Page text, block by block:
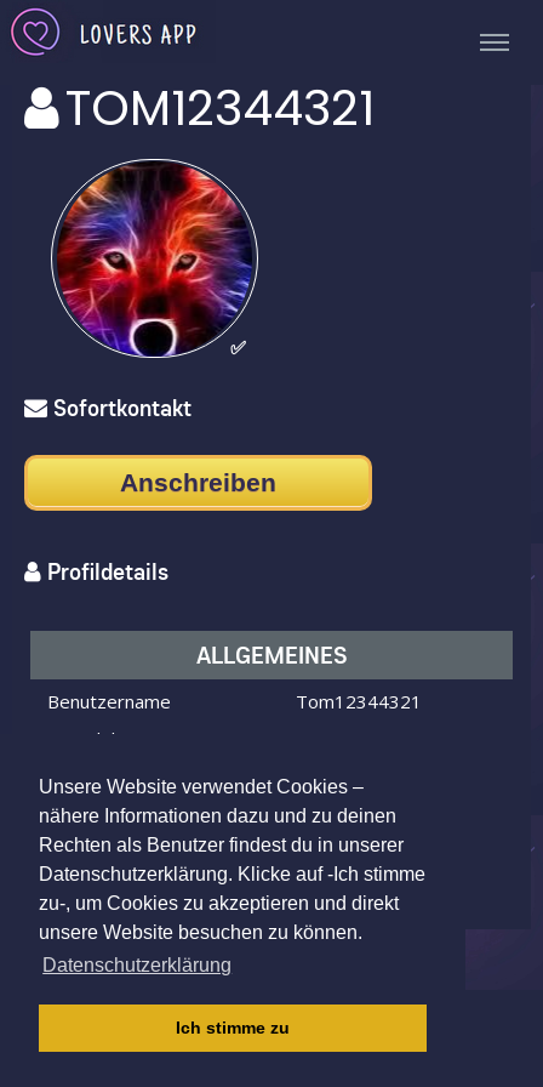
Unsere Website verwendet Cookies –
nähere Informationen dazu und zu deinen
Rechten als Benutzer findest du in unserer
Datenschutzerklärung. Klicke auf -Ich stimme
zu-, um Cookies zu akzeptieren und direkt
unsere Website besuchen zu können.
Datenschutzerklärung
Ich stimme zu
TOM12344321
✅
Sofortkontakt
Anschreiben
Profildetails
ALLGEMEINES
Benutzername
Tom12344321
Ich bin
Ich suche
eine Frau
Alter
26 Jahre alt
Wohnort
Cologne, NW, Germany
|AGB|DATENSCHUTZ
KINDERSCHUTZRICHTLINIE